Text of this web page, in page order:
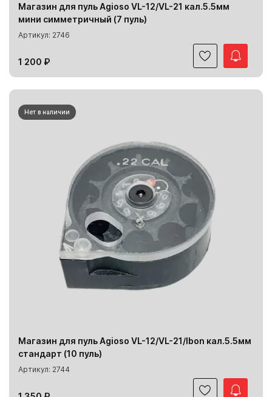
Магазин для пуль Agioso VL-12/VL-21 кал.5.5мм
мини симметричный (7 пуль)
Артикул: 2746
1 200 ₽
Нет в наличии
Магазин для пуль Agioso VL-12/VL-21/Ibon кал.5.5мм
стандарт (10 пуль)
Артикул: 2744